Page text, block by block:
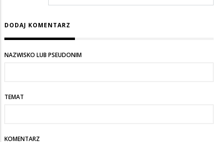
DODAJ KOMENTARZ
NAZWISKO LUB PSEUDONIM
TEMAT
KOMENTARZ